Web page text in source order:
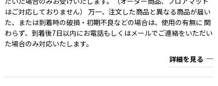
はご対応しておりません） 万一、注文した商品と異なる商品が届い
た、または到着時の破損・初期不良などの場合は、使用の有無に 関
わらず、到着後7日以内にお電話もしくはメールでご連絡をいただい
た場合のみ対応いたします。
詳細を見る